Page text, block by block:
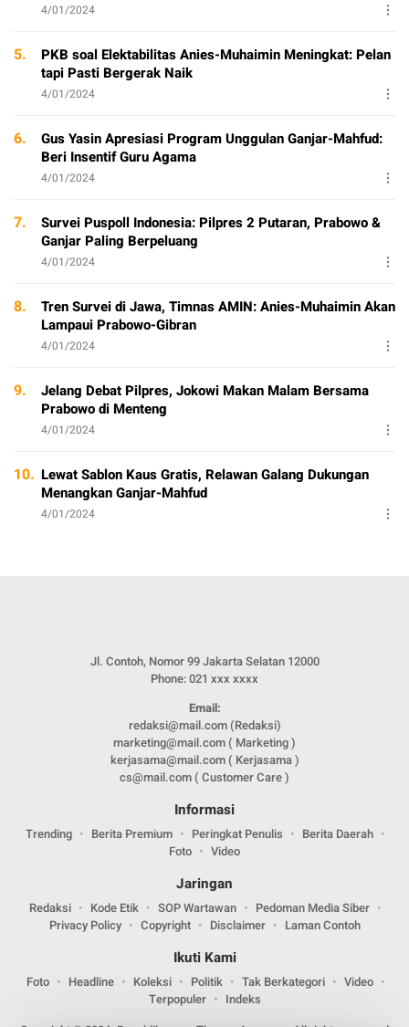
4/01/2024
5.
PKB soal Elektabilitas Anies-Muhaimin Meningkat: Pelan
tapi Pasti Bergerak Naik
4/01/2024
6.
Gus Yasin Apresiasi Program Unggulan Ganjar-Mahfud:
Beri Insentif Guru Agama
4/01/2024
7.
Survei Puspoll Indonesia: Pilpres 2 Putaran, Prabowo &
Ganjar Paling Berpeluang
4/01/2024
8.
Tren Survei di Jawa, Timnas AMIN: Anies-Muhaimin Akan
Lampaui Prabowo-Gibran
4/01/2024
9.
Jelang Debat Pilpres, Jokowi Makan Malam Bersama
Prabowo di Menteng
4/01/2024
10. Lewat Sablon Kaus Gratis, Relawan Galang Dukungan
Menangkan Ganjar-Mahfud
4/01/2024
Jl. Contoh, Nomor 99 Jakarta Selatan 12000
Phone: 021 xxx xxxx
Email:
redaksi@mail.com (Redaksi)
marketing@mail.com ( Marketing )
kerjasama@mail.com ( Kerjasama )
cs@mail.com ( Customer Care )
Informasi
Trending Berita Premium Peringkat Penulis
Berita Daerah
Foto
Video
Jaringan
Redaksi Kode Etik SOP Wartawan
Pedoman Media Siber
Privacy Policy
Copyright Disclaimer Laman Contoh
Ikuti Kami
Foto Headline Koleksi Politik Tak Berkategori
Video
Terpopuler
Indeks